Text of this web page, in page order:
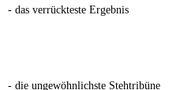
- das verrückteste Ergebnis
- die ungewöhnlichste Stehtribüne